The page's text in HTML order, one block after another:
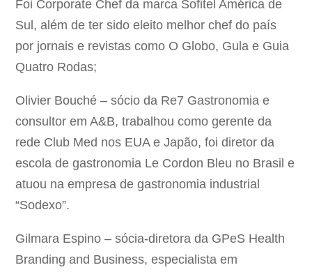
Foi Corporate Chef da marca Sofitel América de
Sul, além de ter sido eleito melhor chef do país
por jornais e revistas como O Globo, Gula e Guia
Quatro Rodas;
Olivier Bouché – sócio da Re7 Gastronomia e
consultor em A&B, trabalhou como gerente da
rede Club Med nos EUA e Japão, foi diretor da
escola de gastronomia Le Cordon Bleu no Brasil e
atuou na empresa de gastronomia industrial
“Sodexo”.
Gilmara Espino – sócia-diretora da GPeS Health
Branding and Business, especialista em